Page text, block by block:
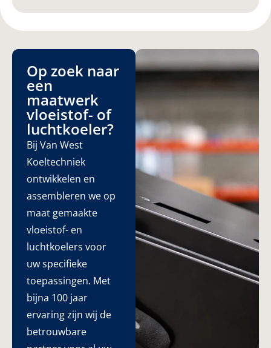
Op zoek naar
een
maatwerk
vloeistof- of
luchtkoeler?
Bij Van West
Koeltechniek
ontwikkelen en
assembleren we op
maat gemaakte
vloeistof- en
luchtkoelers voor
uw specifieke
toepassingen. Met
bijna 100 jaar
ervaring zijn wij de
betrouwbare